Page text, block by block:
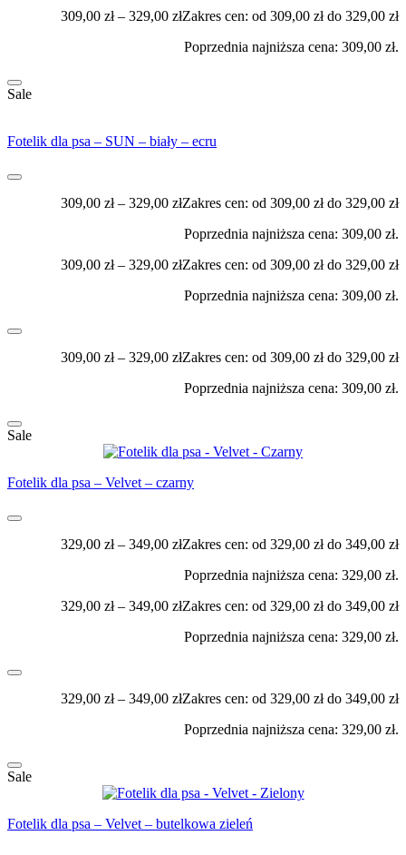
309,00 zł – 329,00 złZakres cen: od 309,00 zł do 329,00 zł
Poprzednia najniższa cena: 309,00 zł.
Sale
Fotelik dla psa – SUN – biały – ecru
309,00 zł – 329,00 złZakres cen: od 309,00 zł do 329,00 zł
Poprzednia najniższa cena: 309,00 zł.
309,00 zł – 329,00 złZakres cen: od 309,00 zł do 329,00 zł
Poprzednia najniższa cena: 309,00 zł.
309,00 zł – 329,00 złZakres cen: od 309,00 zł do 329,00 zł
Poprzednia najniższa cena: 309,00 zł.
Sale
Fotelik dla psa – Velvet – czarny
329,00 zł – 349,00 złZakres cen: od 329,00 zł do 349,00 zł
Poprzednia najniższa cena: 329,00 zł.
329,00 zł – 349,00 złZakres cen: od 329,00 zł do 349,00 zł
Poprzednia najniższa cena: 329,00 zł.
329,00 zł – 349,00 złZakres cen: od 329,00 zł do 349,00 zł
Poprzednia najniższa cena: 329,00 zł.
Sale
Fotelik dla psa – Velvet – butelkowa zieleń